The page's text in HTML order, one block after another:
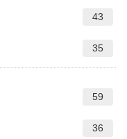
43
35
59
36